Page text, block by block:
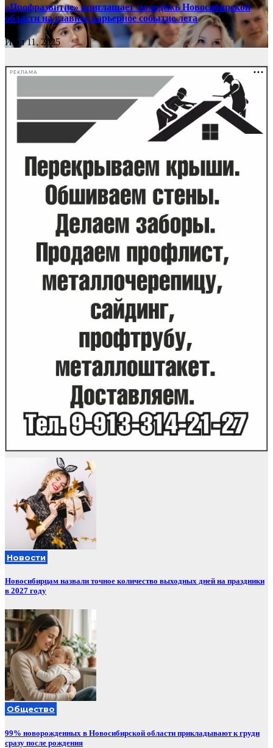
«Профразвитие» приглашает молодёжь Новосибирской
области на главное карьерное событие лета
Июл 11, 2025
РЕКЛАМА
Новости
Новосибирцам назвали точное количество выходных дней на праздники
в 2027 году
Общество
99% новорожденных в Новосибирской области прикладывают к груди
сразу после рождения